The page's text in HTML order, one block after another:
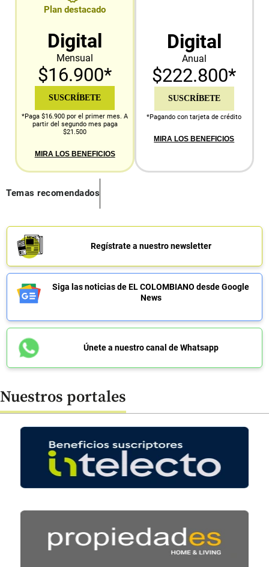
Plan destacado
Digital
Mensual
$16.900*
SUSCRÍBETE
*Paga $16.900 por el primer mes. A
partir del segundo mes paga
$21.500
MIRA LOS BENEFICIOS
Digital
Anual
$222.800*
SUSCRÍBETE
*Pagando con tarjeta de crédito
MIRA LOS BENEFICIOS
Temas recomendados
Regístrate a nuestro newsletter
Siga las noticias de EL COLOMBIANO desde Google
News
Únete a nuestro canal de Whatsapp
Nuestros portales